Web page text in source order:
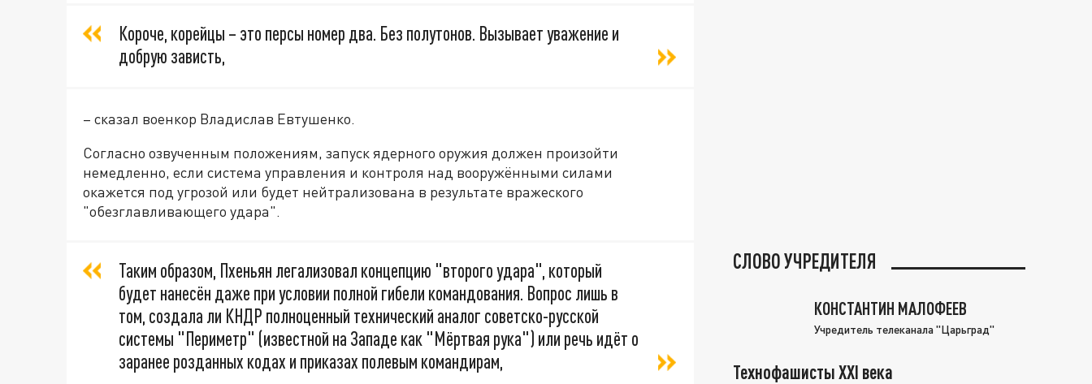
Короче, корейцы – это персы номер два. Без полутонов. Вызывает уважение и
добрую зависть,
– сказал военкор Владислав Евтушенко.
Согласно озвученным положениям, запуск ядерного оружия должен произойти
немедленно, если система управления и контроля над вооружёнными силами
окажется под угрозой или будет нейтрализована в результате вражеского
"обезглавливающего удара".
Таким образом, Пхеньян легализовал концепцию "второго удара", который
будет нанесён даже при условии полной гибели командования. Вопрос лишь в
том, создала ли КНДР полноценный технический аналог советско-русской
системы "Периметр" (известной на Западе как "Мёртвая рука") или речь идёт о
заранее розданных кодах и приказах полевым командирам,
СЛОВО УЧРЕДИТЕЛЯ
КОНСТАНТИН МАЛОФЕЕВ
Учредитель телеканала "Царьград"
Технофашисты XXI века